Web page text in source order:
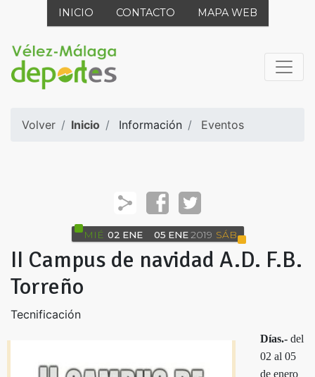
INICIO CONTACTO MAPA WEB
Volver Inicio Información Eventos
MIÉ 02 ENE 05 ENE 2019 SÁB
II Campus de navidad A.D. F.B.
Torreño
Tecnificación
Días.- del
02 al 05
de enero